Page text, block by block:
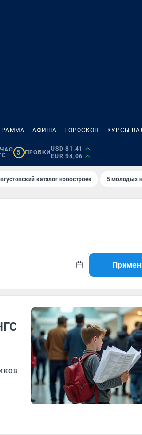
АФИША ГОРОСКОП КУРСЫ
5 ПРОБКИ
USD 81,41
EUR 94,06
каталог новостроек 5 молодых